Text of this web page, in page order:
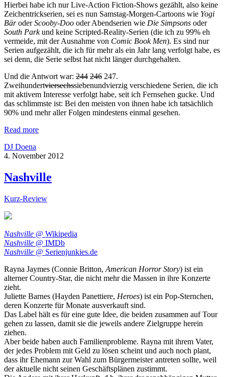
Hierbei habe ich nur Live-Action Fiction-Shows gezählt, also keine
Zeichentrickserien, sei es nun Samstag-Morgen-Cartoons wie Yogi
BäroderScooby-Doo oder Abendserien wie Die Simpsons oder
South Parkund keine Scripted-Reality-Serien (die ich zu 99% eh
vermeide, mit der Ausnahme von Comic Book Men). Es sind nur
Serien aufgezählt, die ich für mehr als ein Jahr lang verfolgt habe, es
sei denn, die Serie selbst hat nicht länger durchgehalten.
Und die Antwort war: 244 246 247.
Zweihundertviersechssiebenundvierzig verschiedene Serien, die ich
mit aktivem Interesse verfolgt habe, seit ich Fernsehen gucke. Und
das schlimmste ist: Bei den meisten von ihnen habe ich tatsächlich
90% und mehr aller Folgen mindestens einmal gesehen.
Read more
DJ Doena
4. November 2012
Nashville
Kurz-Review
Nashville @ Wikipedia
Nashville @ IMDb
Nashville @ Serienjunkies.de
Rayna Jaymes (Connie Britton, American Horror Story) ist ein
alterner Country-Star, die nicht mehr die Massen in ihre Konzerte
zieht.
Juliette Barnes (Hayden Panettiere, Heroes) ist ein Pop-Sternchen,
deren Konzerte für Monate ausverkauft sind.
Das Label hält es für eine gute Idee, die beiden zusammen auf Tour
gehen zu lassen, damit sie die jeweils andere Zielgruppe herein
ziehen.
Aber beide haben auch Familienprobleme. Rayna mit ihrem Vater,
der jedes Problem mit Geld zu lösen scheint und auch noch plant,
dass ihr Ehemann zur Wahl zum Bürgermeister antreten sollte, weil
der aktuelle nicht seinen Geschäftsplänen zustimmt.